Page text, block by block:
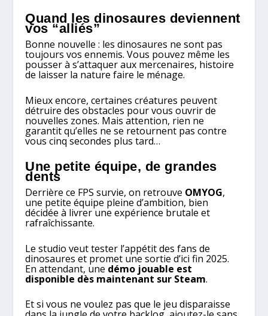
Quand les dinosaures deviennent
vos “alliés”
Bonne nouvelle : les dinosaures ne sont pas
toujours vos ennemis. Vous pouvez même les
pousser à s’attaquer aux mercenaires, histoire
de laisser la nature faire le ménage.
Mieux encore, certaines créatures peuvent
détruire des obstacles pour vous ouvrir de
nouvelles zones. Mais attention, rien ne
garantit qu’elles ne se retournent pas contre
vous cinq secondes plus tard…
Une petite équipe, de grandes
dents
Derrière ce FPS survie, on retrouve OMYOG,
une petite équipe pleine d’ambition, bien
décidée à livrer une expérience brutale et
rafraîchissante.
Le studio veut tester l’appétit des fans de
dinosaures et promet une sortie d’ici fin 2025.
En attendant, une démo jouable est
disponible dès maintenant sur Steam.
Et si vous ne voulez pas que le jeu disparaisse